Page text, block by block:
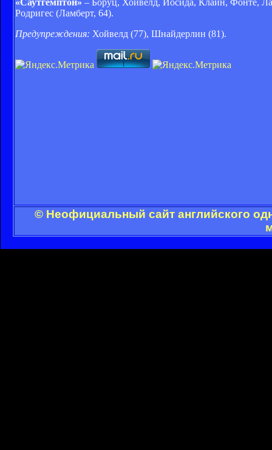
Родригес (Ламберт, 64).
Предупреждения: Хойвелд (77), Шнайдерлин (81).
© Неофициальный сайт английского